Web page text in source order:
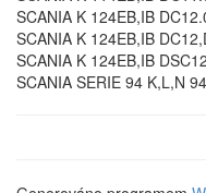
SCANIA K 124EB,IB
SCANIA K 124EB,IB
SCANIA K 124EB,IB
SCANIA SERIE 94 K,L,N